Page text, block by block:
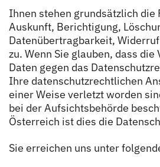
Ihnen stehen grundsätzlich die
Auskunft, Berichtigung,
Datenübertragbarkeit,
zu. Wenn Sie glauben, dass
Daten gegen das
Ihre datenschutzrechtlichen
einer Weise verletzt worden
bei der Aufsichtsbehörde
Österreich ist dies die
Sie erreichen uns unter